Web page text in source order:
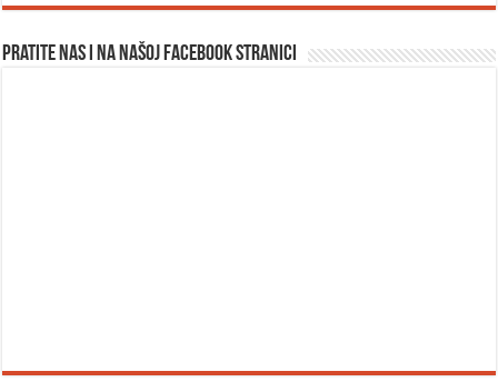
Pratite nas i na našoj facebook stranici